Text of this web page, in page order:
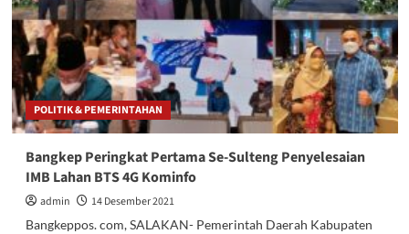
Kerugian
Negara
Resmi
Dibentuk
POLITIK & PEMERINTAHAN
Bangkep Peringkat Pertama Se-Sulteng Penyelesaian
IMB Lahan BTS 4G Kominfo
admin
14 Desember 2021
Bangkeppos. com, SALAKAN- Pemerintah Daerah Kabupaten